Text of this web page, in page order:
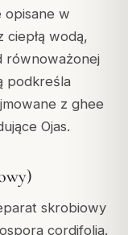
opisane w
ciepłą wodą,
równoważonej
podkreśla
z ghee
Ojas.
skrobiowy
cordifolia.